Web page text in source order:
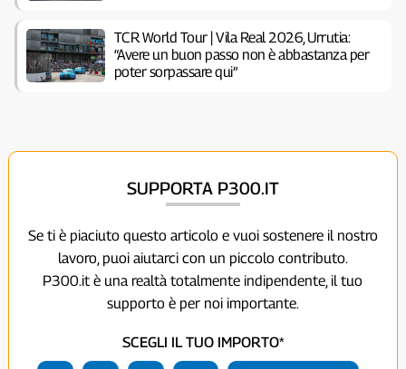
TCR World Tour | Vila Real 2026, Urrutia:
“Avere un buon passo non è abbastanza per
poter sorpassare qui”
SUPPORTA P300.IT
Se ti è piaciuto questo articolo e vuoi sostenere il nostro
lavoro, puoi aiutarci con un piccolo contributo.
P300.it è una realtà totalmente indipendente, il tuo
supporto è per noi importante.
SCEGLI IL TUO IMPORTO*